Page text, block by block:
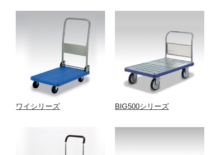
ワイシリーズ BIG500シリーズ